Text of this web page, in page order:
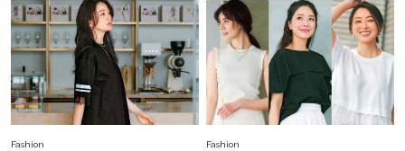
白黒でもこんなに華やぐ！40代、夏の「甘めト
ップス×パンツ」コーデ〈3選〉
Fashion 2026.5.29
40代の夏通勤はこれ１着！「きちんと感」も
「オシャレ」も整うトレンドトップス〈4選〉
Fashion Fashion